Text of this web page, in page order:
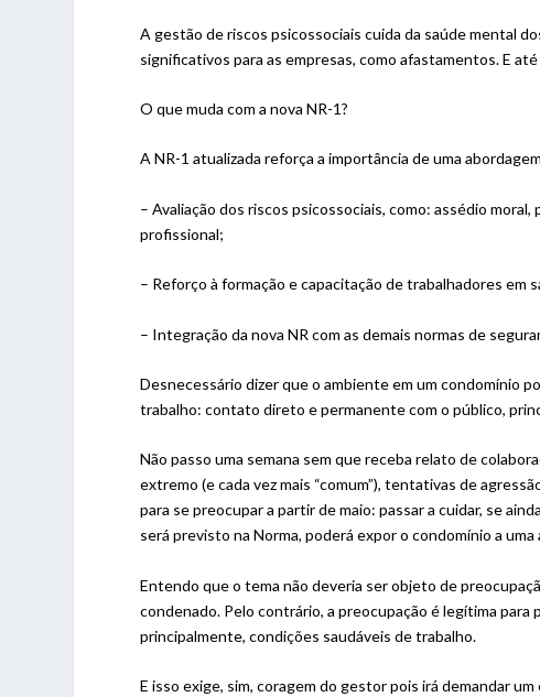
A gestão de riscos psicossociais cuida da saúde mental
significativos para as empresas, como afastamentos. E
O que muda com a nova NR-1?
A NR-1 atualizada reforça a importância de uma
– Avaliação dos riscos psicossociais, como: assédio
profissional;
– Reforço à formação e capacitação de trabalhadores em
– Integração da nova NR com as demais normas de
Desnecessário dizer que o ambiente em um condomínio
trabalho: contato direto e permanente com o público,
Não passo uma semana sem que receba relato de
extremo (e cada vez mais “comum”), tentativas de
para se preocupar a partir de maio: passar a cuidar, se
será previsto na Norma, poderá expor o condomínio a
Entendo que o tema não deveria ser objeto de
condenado. Pelo contrário, a preocupação é legítima
principalmente, condições saudáveis de trabalho.
E isso exige, sim, coragem do gestor pois irá demandar